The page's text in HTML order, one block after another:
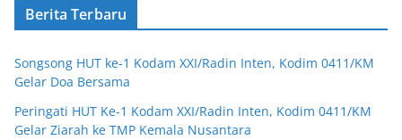
Berita Terbaru
Songsong HUT ke-1 Kodam XXI/Radin Inten, Kodim 0411/KM
Gelar Doa Bersama
Peringati HUT Ke-1 Kodam XXI/Radin Inten, Kodim 0411/KM
Gelar Ziarah ke TMP Kemala Nusantara